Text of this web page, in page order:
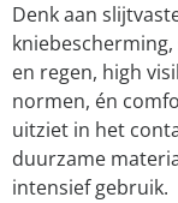
Denk aan
en regen, high
normen, én
uitziet in het
duurzame
intensief gebruik.